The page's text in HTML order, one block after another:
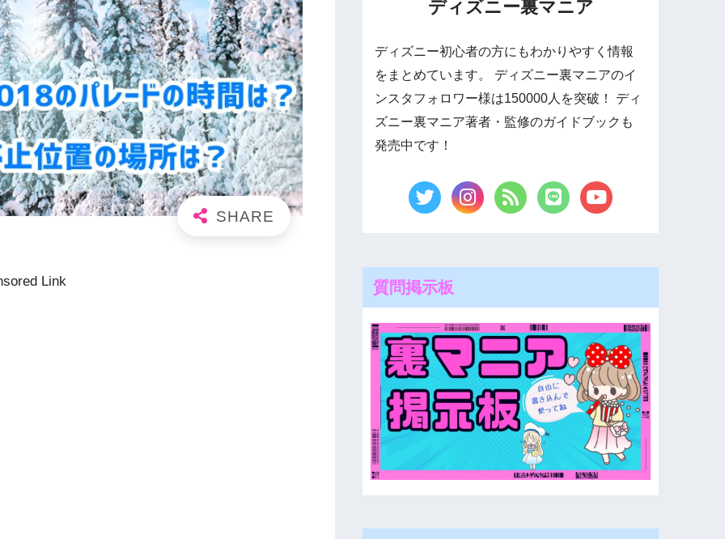
Link
ディズニー裏マニア
ディズニー初心者の方にもわかりやすく情報
をまとめています。 ディズニー裏マニアのイ
ンスタフォロワー様は150000人を突破！ ディ
ズニー裏マニア著者・監修のガイドブックも
発売中です！
質問掲示板